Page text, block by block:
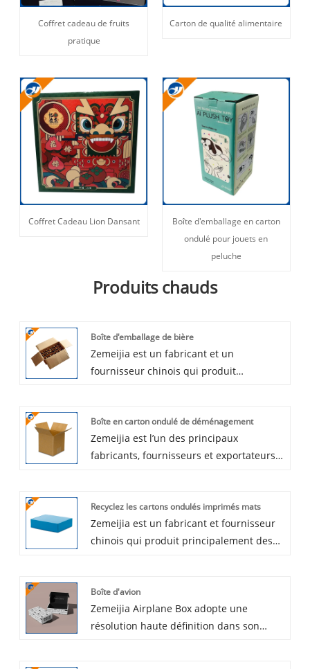
Coffret cadeau de fruits
pratique
Carton de qualité alimentaire
Coffret Cadeau Lion Dansant
Boîte d'emballage en carton
ondulé pour jouets en
peluche
Produits chauds
Boîte d'emballage de bière
Zemeijia est un fabricant et un
fournisseur chinois qui produit
d'expérience. J'espère établir des
relations commerciales avec vous.
Boîte en carton ondulé de déménagement
Zemeijia est l’un des principaux
fabricants, fournisseurs et exportateurs
Recyclez les cartons ondulés imprimés mats
Zemeijia est un fabricant et fournisseur
chinois qui produit principalement des
d'expérience.
Boîte d'avion
Zemeijia Airplane Box adopte une
résolution haute définition dans son